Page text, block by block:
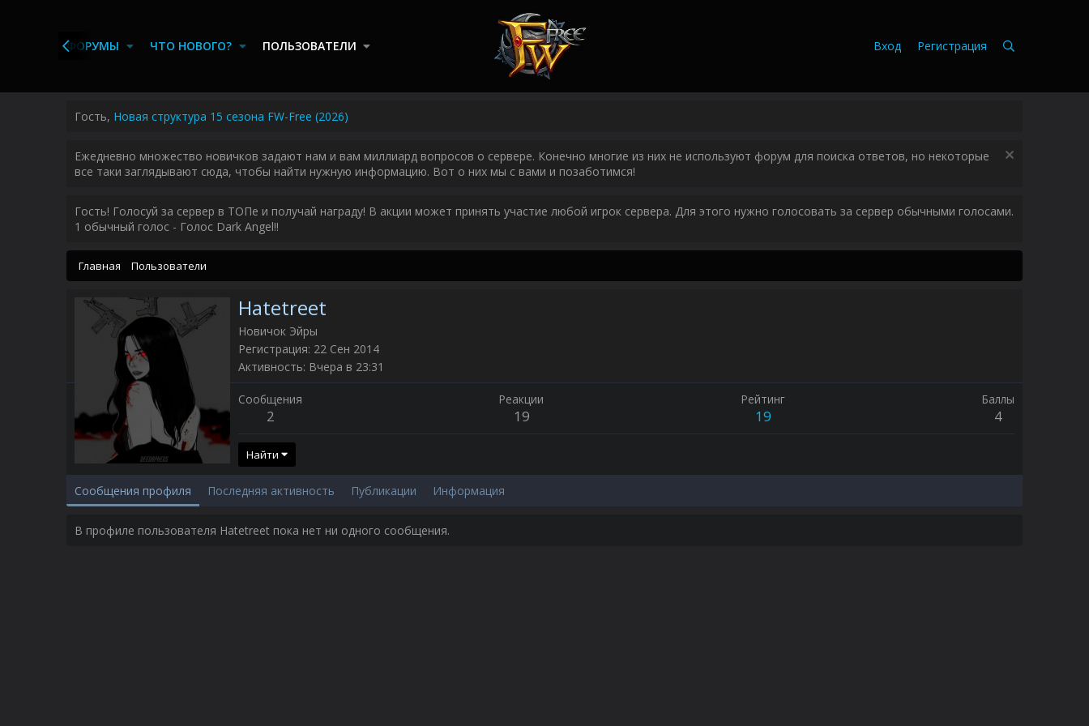
ФОРУМЫ ЧТО НОВОГО? ПОЛЬЗОВАТЕЛИ Вход Регистрация
Гость, Новая структура 15 сезона FW-Free (2026)
Ежедневно множество новичков задают нам и вам миллиард вопросов о сервере. Конечно многие из них не используют форум для поиска ответов, но некоторые
все таки заглядывают сюда, чтобы найти нужную информацию. Вот о них мы с вами и позаботимся!
Гость! Голосуй за сервер в ТОПе и получай награду! В акции может принять участие любой игрок сервера. Для этого нужно голосовать за сервер обычными голосами.
1 обычный голос - Голос Dark Angel!!
Главная Пользователи
Hatetreet
Новичок Эйры
Регистрация 22 Сен 2014
Активность Вчера в 23:31
Сообщения
2
Реакции
19
Рейтинг
19
Баллы
4
Найти
Сообщения профиля Последняя активность Публикации Информация
В профиле пользователя Hatetreet пока нет ни одного сообщения.